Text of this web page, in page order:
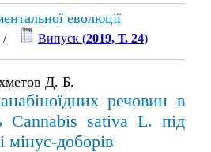
еволюції
/ Випуск (2019, Т. 24)
Д. Б.
речовин в
Cannabis sativa L. під
доборів